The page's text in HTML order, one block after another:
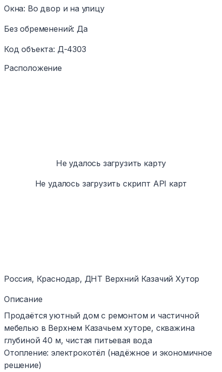
Окна: Во двор и на улицу
Без обременений: Да
Код объекта: Д-4303
Расположение
Не удалось загрузить карту
Не удалось загрузить скрипт API карт
Россия, Краснодар, ДНТ Верхний Казачий Хутор
Описание
Продаётся уютный дом с ремонтом и частичной
мебелью в Верхнем Казачьем хуторе, скважина
глубиной 40 м, чистая питьевая вода
Отопление: электрокотёл (надёжное и экономичное
решение)